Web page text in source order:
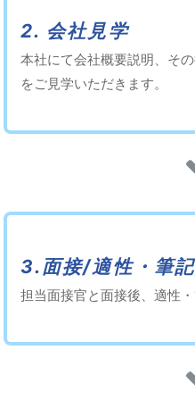
2. 会社見学
本社にて会社概要説明、そ
をご見学いただきます。
3.面接/適性・筆
担当面接官と面接後、適性